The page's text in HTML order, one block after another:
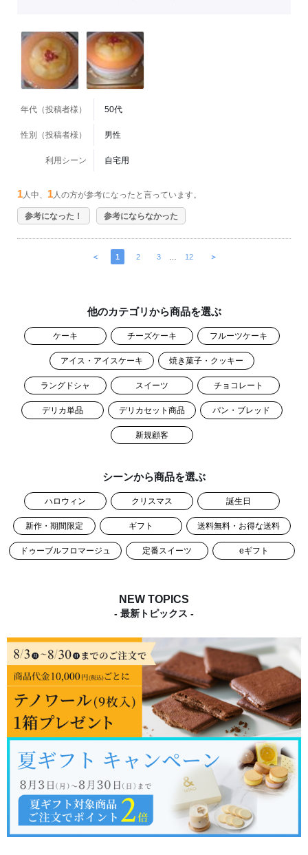
年代（投稿者様） 50代
性別（投稿者様） 男性
利用シーン 自宅用
1 人中、 1 人の方が参考になったと言っています。
参考になった！ 参考にならなかった
＜ 1 2 3 12 ＞
他のカテゴリから商品を選ぶ
ケーキ チーズケーキ フルーツケーキ
アイス・アイスケーキ 焼き菓子・クッキー
ラングドシャ スイーツ チョコレート
デリカ単品 デリカセット商品 パン・ブレッド
新規顧客
シーンから商品を選ぶ
ハロウィン クリスマス 誕生日
新作・期間限定 ギフト 送料無料・お得な送料
ドゥーブルフロマージュ 定番スイーツ eギフト
NEW TOPICS
- 最新トピックス -